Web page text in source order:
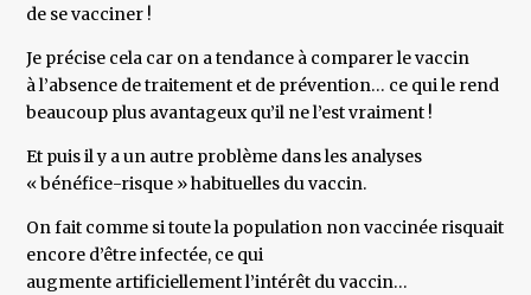
de se vacciner !
Je précise cela car on a tendance à comparer le vaccin
à l’absence de traitement et de prévention… ce qui le rend
beaucoup plus avantageux qu’il ne l’est vraiment !
Et puis il y a un autre problème dans les analyses
« bénéfice-risque » habituelles du vaccin.
On fait comme si toute la population non vaccinée risquait
encore d’être infectée, ce qui
augmente artificiellement l’intérêt du vaccin…